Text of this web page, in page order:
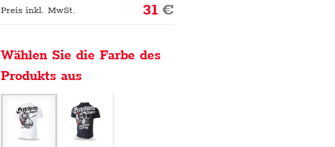
Preis inkl. MwSt. 31€
Wählen Sie die Farbe des
Produkts aus